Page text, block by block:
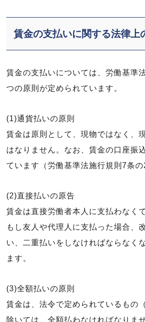
賃金の支払いに関する法律上
賃金の支払いについては、労働基準
つの原則が定められています。
(1)通貨払いの原則
賃金は原則として、現物ではなく、
はなりません。なお、賃金の口座振
ています（労働基準法施行規則7条の
(2)直接払いの原告
賃金は直接労働者本人に支払わなく
もし友人や代理人に支払った場合、
い、二重払いをしなければならなく
ます。
(3)全額払いの原則
賃金は、法令で定められているもの
除いては、全額払わなければなりませ